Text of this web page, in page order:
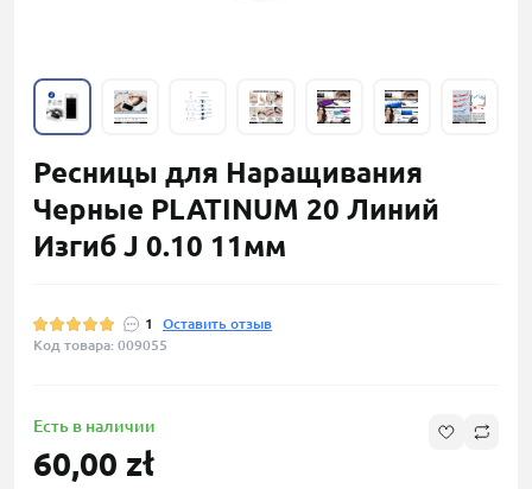
Ресницы для Наращивания
Черные PLATINUM 20 Линий
Изгиб J 0.10 11мм
1
Оставить отзыв
Код товара: 009055
Есть в наличии
60,00 zł